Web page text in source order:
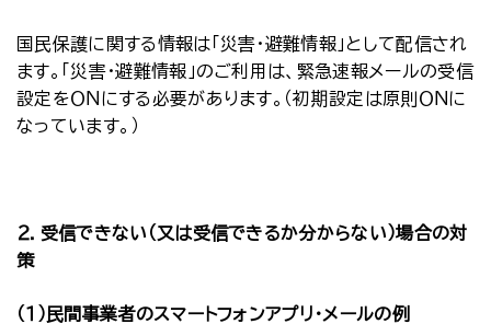
国民保護に関する情報は「災害・避難情報」として配信され
ます。「災害・避難情報」のご利用は、緊急速報メールの受信
設定をＯＮにする必要があります。（初期設定は原則ＯＮに
なっています。）
２．受信できない（又は受信できるか分からない）場合の対
策
（１）民間事業者のスマートフォンアプリ・メールの例